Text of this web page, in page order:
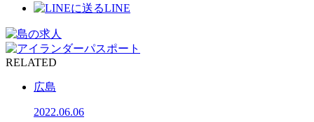
LINE
RELATED
広島
2022.06.06